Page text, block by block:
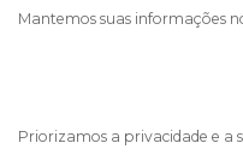
Mantemos suas informações
Priorizamos a privacidade e a